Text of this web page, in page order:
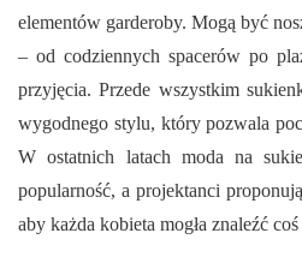
elementów garderoby. Mogą być
– od codziennych spacerów po
przyjęcia. Przede wszystkim
wygodnego stylu, który pozwala
W ostatnich latach moda na
popularność, a projektanci
aby każda kobieta mogła znaleźć